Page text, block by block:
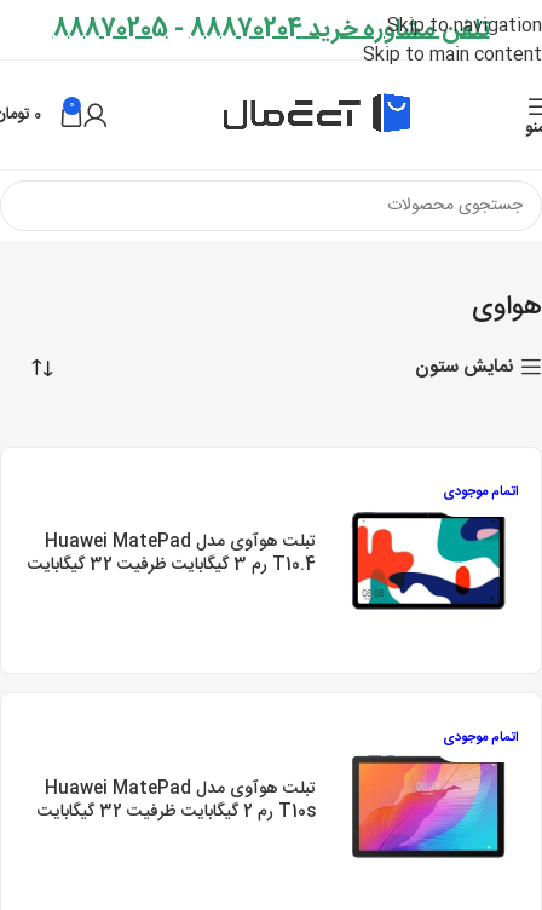
Skip to navigation
Skip to main content
تلفن مشاوره خرید 88870204 -
88870205
0
0
خانه تبلت هواوی Showing all 4 results
هواوی
نمایش ستون
اتمام موجودی
تبلت هوآوی مدل Huawei MatePad
T10.4 رم 3 گیگابایت ظرفیت 32 گیگابایت
اتمام موجودی
تبلت هوآوی مدل Huawei MatePad
T10s رم 2 گیگابایت ظرفیت 32 گیگابایت